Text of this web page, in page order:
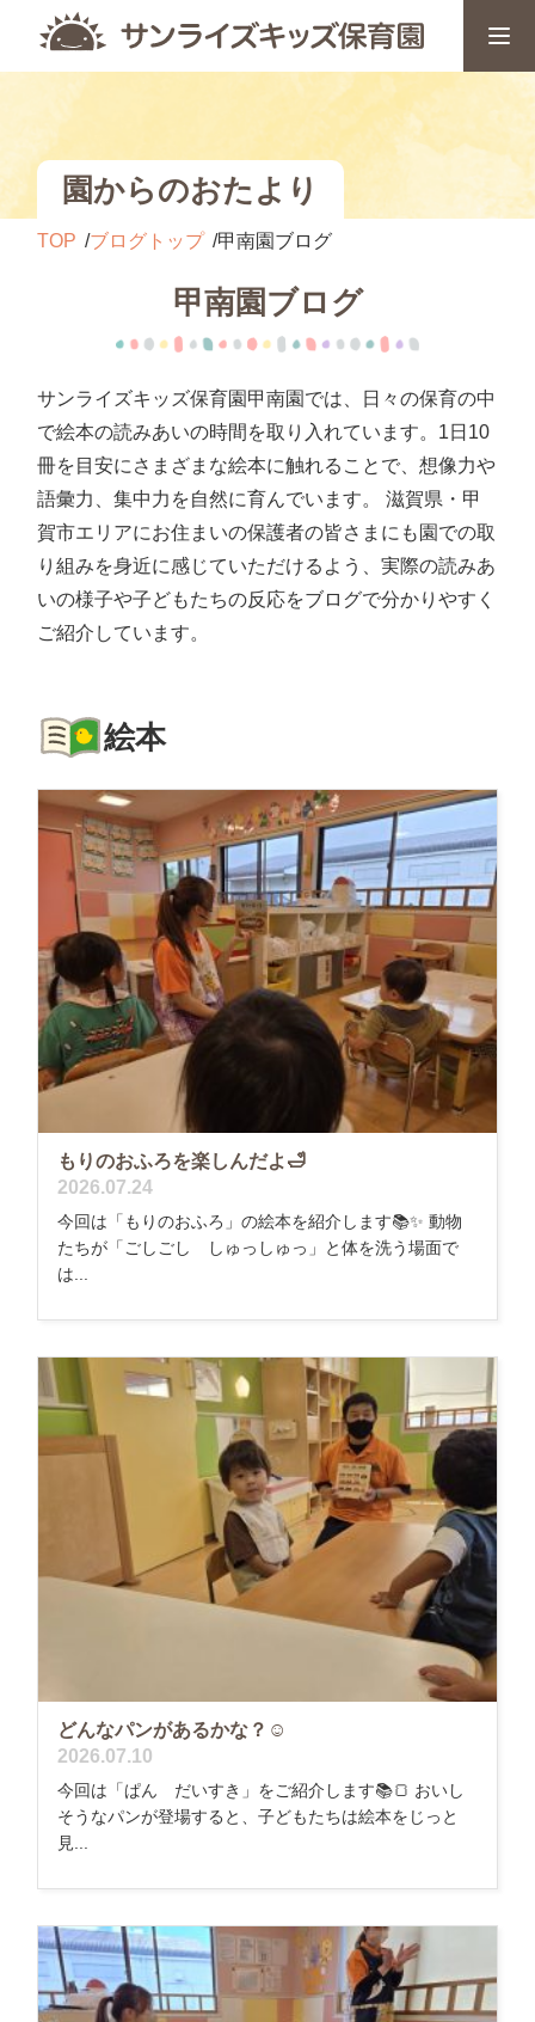
園からのおたより
TOP ブログトップ 甲南園ブログ
甲南園ブログ
サンライズキッズ保育園甲南園では、日々の保育の中
で絵本の読みあいの時間を取り入れています。1日10
冊を目安にさまざまな絵本に触れることで、想像力や
語彙力、集中力を自然に育んでいます。 滋賀県・甲
賀市エリアにお住まいの保護者の皆さまにも園での取
り組みを身近に感じていただけるよう、実際の読みあ
いの様子や子どもたちの反応をブログで分かりやすく
ご紹介しています。
絵本
もりのおふろを楽しんだよ🛁
2026.07.24
今回は「もりのおふろ」の絵本を紹介します📚✨ 動物
たちが「ごしごし しゅっしゅっ」と体を洗う場面で
は...
どんなパンがあるかな？☺️
2026.07.10
今回は「ぱん だいすき」をご紹介します📚🍞 おいし
そうなパンが登場すると、子どもたちは絵本をじっと
見...